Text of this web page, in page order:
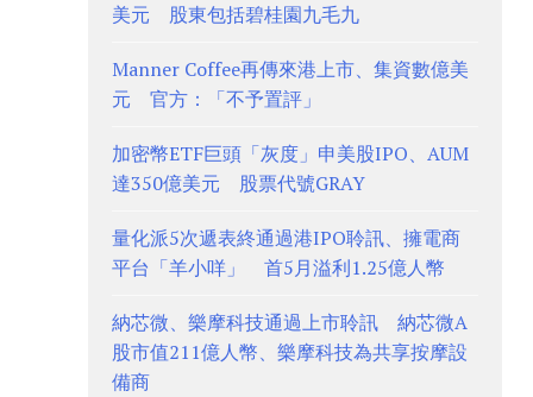
美元 股東包括碧桂園九毛九
Manner Coffee再傳來港上市、集資數億美
元 官方：「不予置評」
加密幣ETF巨頭「灰度」申美股IPO、AUM
達350億美元 股票代號GRAY
量化派5次遞表終通過港IPO聆訊、擁電商
平台「羊小咩」 首5月溢利1.25億人幣
納芯微、樂摩科技通過上市聆訊 納芯微A
股市值211億人幣、樂摩科技為共享按摩設
備商